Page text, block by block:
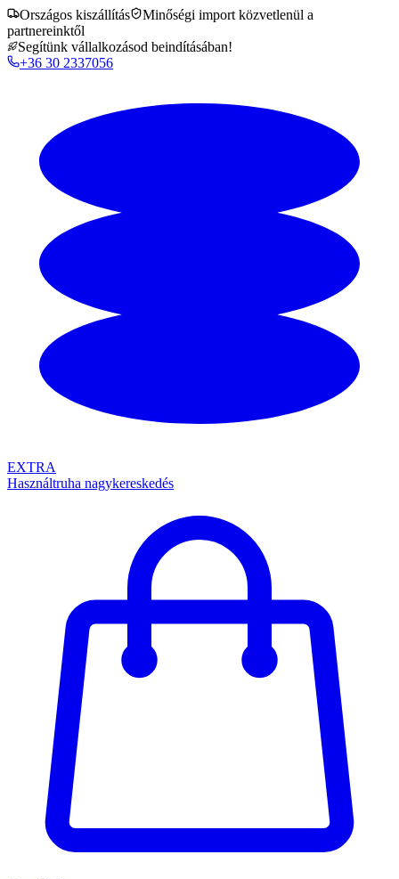
Országos kiszállítás
Minőségi import közvetlenül a
partnereinktől
Segítünk vállalkozásod beindításában!
+36 30 2337056
EXTRA
Használtruha nagykereskedés